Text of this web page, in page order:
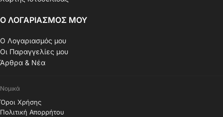
Ο ΛΟΓΑΡΙΑΣΜΟΣ ΜΟΥ
Ο Λογαριασμός μου
Οι Παραγγελίες μου
Άρθρα & Νέα
Νομικά
Όροι Χρήσης
Πολιτική Απορρήτου